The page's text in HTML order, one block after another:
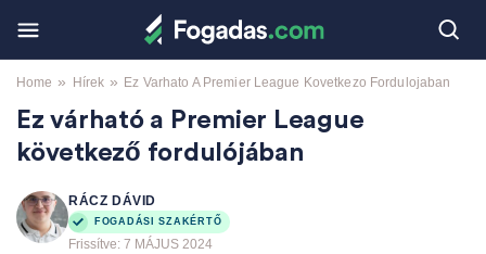
Home » Hírek » Ez Varhato A Premier League Kovetkezo Fordulojaban
Ez várható a Premier League
következő fordulójában
RÁCZ DÁVID
FOGADÁSI SZAKÉRTŐ
Frissítve: 7 MÁJUS 2024